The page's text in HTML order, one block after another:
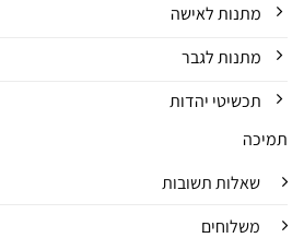
מתנות לאישה
מתנות לגבר
תכשיטי יהדות
תמיכה
שאלות תשובות
משלוחים